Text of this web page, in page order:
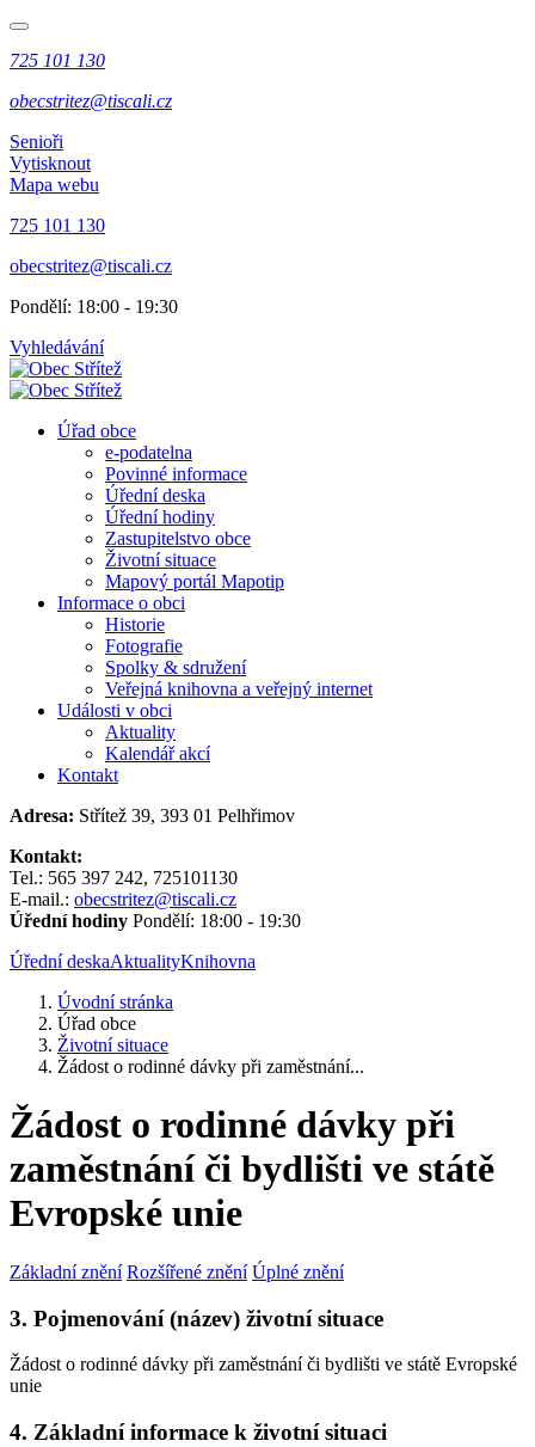
725 101 130
obecstritez@tiscali.cz
Senioři
Vytisknout
Mapa webu
725 101 130
obecstritez@tiscali.cz
Pondělí: 18:00 - 19:30
Vyhledávání
Úřad obce
e-podatelna
Povinné informace
Úřední deska
Úřední hodiny
Zastupitelstvo obce
Životní situace
Mapový portál Mapotip
Informace o obci
Historie
Fotografie
Spolky & sdružení
Veřejná knihovna a veřejný internet
Události v obci
Aktuality
Kalendář akcí
Kontakt
Adresa: Střítež 39, 393 01 Pelhřimov
Kontakt:
Tel.: 565 397 242, 725101130
E-mail.: obecstritez@tiscali.cz
Úřední hodiny Pondělí: 18:00 - 19:30
Úřední deskaAktualityKnihovna
Úvodní stránka
Úřad obce
Životní situace
Žádost o rodinné dávky při zaměstnání...
Žádost o rodinné dávky při
zaměstnání či bydlišti ve státě
Evropské unie
Základní znění Rozšířené znění Úplné znění
3. Pojmenování (název) životní situace
Žádost o rodinné dávky při zaměstnání či bydlišti ve státě Evropské
unie
4. Základní informace k životní situaci